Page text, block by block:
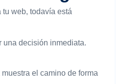
web, todavía está
una decisión inmediata.
el camino de forma